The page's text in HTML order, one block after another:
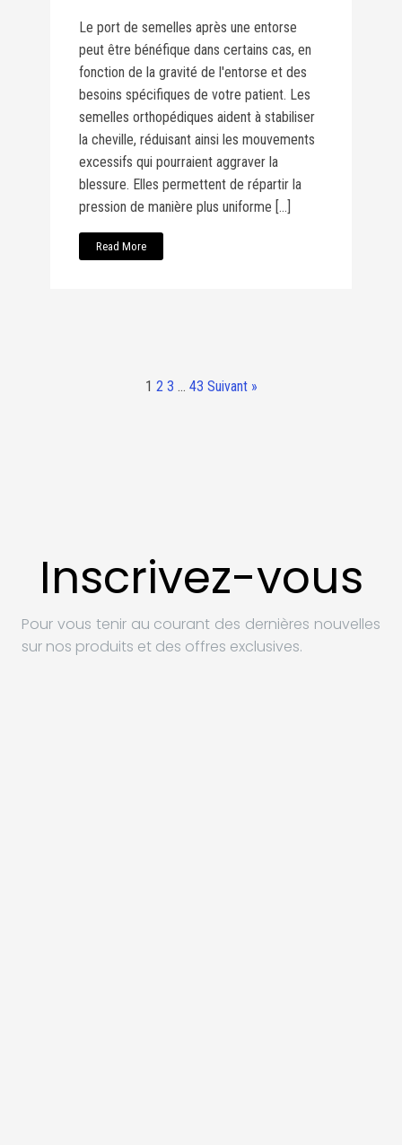
Le port de semelles après une entorse
peut être bénéfique dans certains cas, en
fonction de la gravité de l'entorse et des
besoins spécifiques de votre patient. Les
semelles orthopédiques aident à stabiliser
la cheville, réduisant ainsi les mouvements
excessifs qui pourraient aggraver la
blessure. Elles permettent de répartir la
pression de manière plus uniforme […]
Read More
1 2 3 … 43 Suivant »
Inscrivez-vous
Pour vous tenir au courant des dernières nouvelles
sur nos produits et des offres exclusives.